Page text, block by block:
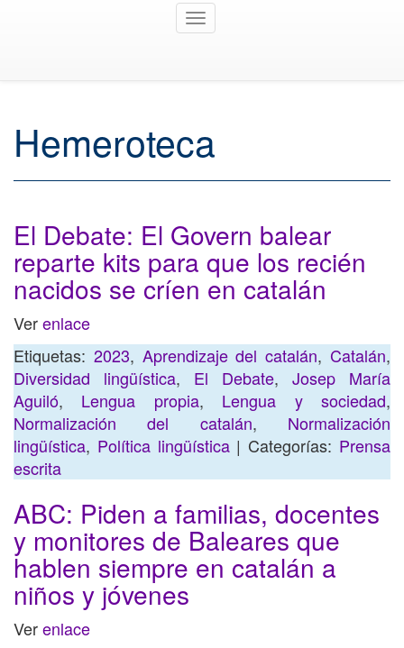
Toggle
Hemeroteca
El Debate: El Govern balear
reparte kits para que los recién
nacidos se críen en catalán
Verenlace
Etiquetas: 2023, Aprendizaje del catalán,Catalán,
Diversidad lingüística, El Debate, Josep María
Aguiló, Lengua propia, Lengua y sociedad,
Normalización del catalán, Normalización
lingüística, Política lingüística| Categorías: Prensa
escrita
ABC: Piden a familias, docentes
y monitores de Baleares que
hablen siempre en catalán a
niños y jóvenes
Verenlace